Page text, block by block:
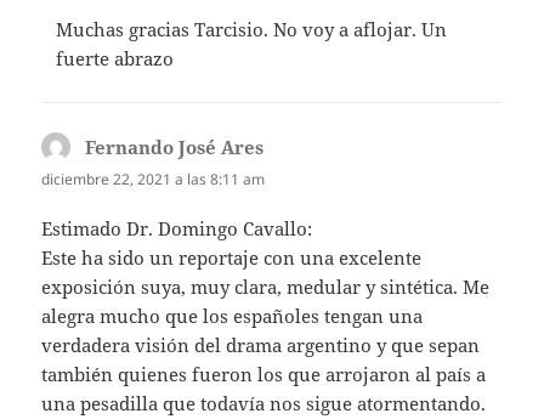
Muchas gracias Tarcisio. No voy a aflojar. Un
fuerte abrazo
Fernando José Ares
diciembre 22, 2021 a las 8:11 am
Estimado Dr. Domingo Cavallo:
Este ha sido un reportaje con una excelente
exposición suya, muy clara, medular y sintética. Me
alegra mucho que los españoles tengan una
verdadera visión del drama argentino y que sepan
también quienes fueron los que arrojaron al país a
una pesadilla que todavía nos sigue atormentando.